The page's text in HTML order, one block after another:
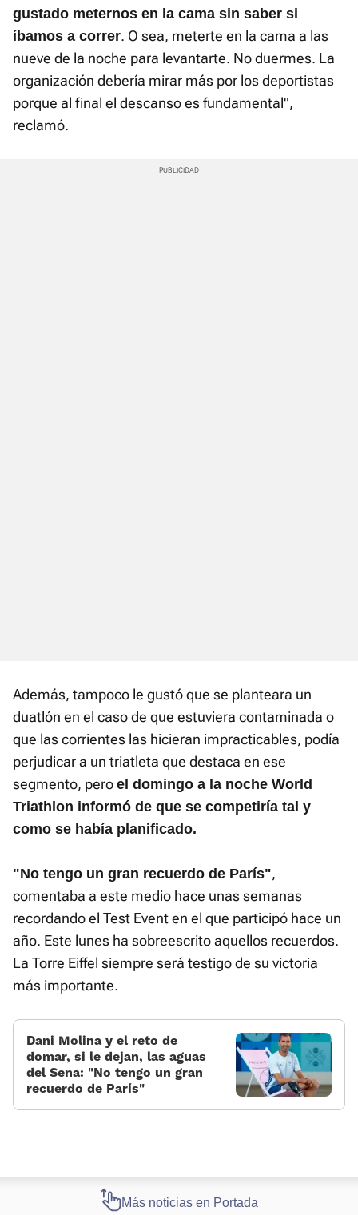
gustado meternos en la cama sin saber si
íbamos a correr. O sea, meterte en la cama a las
nueve de la noche para levantarte. No duermes. La
organización debería mirar más por los deportistas
porque al final el descanso es fundamental",
reclamó.
Además, tampoco le gustó que se planteara un
duatlón en el caso de que estuviera contaminada o
que las corrientes las hicieran impracticables, podía
perjudicar a un triatleta que destaca en ese
segmento, pero el domingo a la noche World
Triathlon informó de que se competiría tal y
como se había planificado.
"No tengo un gran recuerdo de París",
comentaba a este medio hace unas semanas
recordando el Test Event en el que participó hace un
año. Este lunes ha sobreescrito aquellos recuerdos.
La Torre Eiffel siempre será testigo de su victoria
más importante.
Dani Molina y el reto de
domar, si le dejan, las aguas
del Sena: «No tengo un gran
recuerdo de París»
Más noticias en Portada